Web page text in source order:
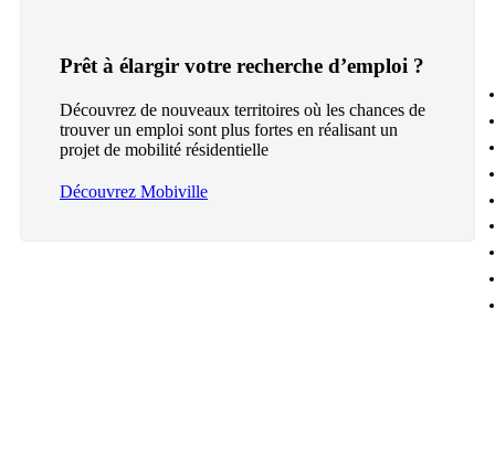
Prêt à élargir votre recherche d’emploi ?
Découvrez de nouveaux territoires où les chances de
trouver un emploi sont plus fortes en réalisant un
projet de mobilité résidentielle
Découvrez Mobiville